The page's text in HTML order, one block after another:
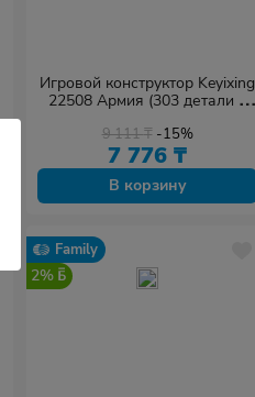
Игровой конструктор Keyixing
22508 Армия (303 детали в
9 111₸ -15%
7 776 ₸
В корзину
Family
2%